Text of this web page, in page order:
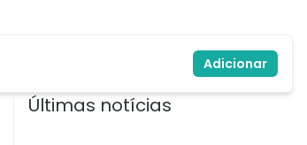
Adicionar
Últimas notícias